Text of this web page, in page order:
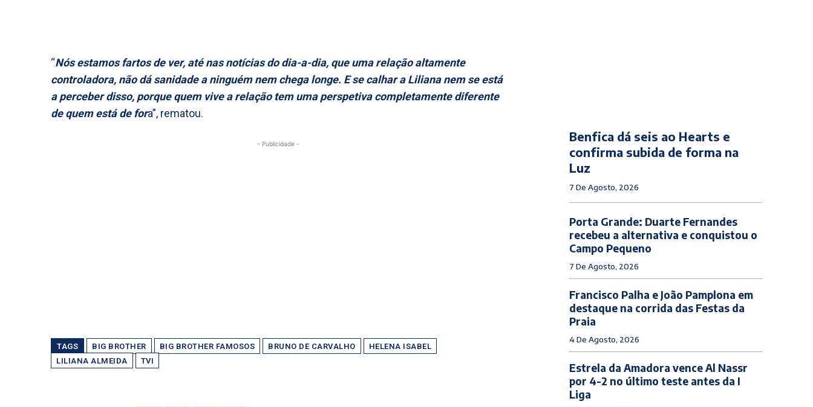
“Nós estamos fartos de ver, até nas notícias do dia-a-dia, que uma relação altamente
controladora, não dá sanidade a ninguém nem chega longe. E se calhar a Liliana nem se está
a perceber disso, porque quem vive a relação tem uma perspetiva completamente diferente
de quem está de fora”, rematou.
- Publicidade -
TAGS BIG BROTHER BIG BROTHER FAMOSOS BRUNO DE CARVALHO
HELENA ISABEL
LILIANA ALMEIDA
TVI
Benfica dá seis ao Hearts e
confirma subida de forma na
Luz
7 De Agosto, 2026
Porta Grande: Duarte Fernandes
recebeu a alternativa e conquistou o
Campo Pequeno
7 De Agosto, 2026
Francisco Palha e João Pamplona em
destaque na corrida das Festas da
Praia
4 De Agosto, 2026
Estrela da Amadora vence Al Nassr
por 4-2 no último teste antes da I
Liga